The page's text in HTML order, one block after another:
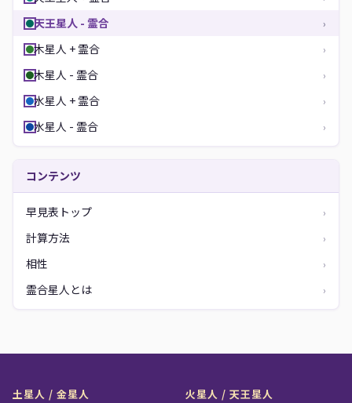
天王星人 - 霊合 ›
木星人 + 霊合 ›
木星人 - 霊合 ›
水星人 + 霊合 ›
水星人 - 霊合 ›
コンテンツ
早見表トップ ›
計算方法 ›
相性 ›
霊合星人とは ›
土星人 / 金星人
火星人 / 天王星人